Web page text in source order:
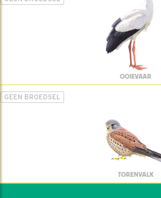
OOIEVAAR
GEEN BROEDSEL
TORENVALK